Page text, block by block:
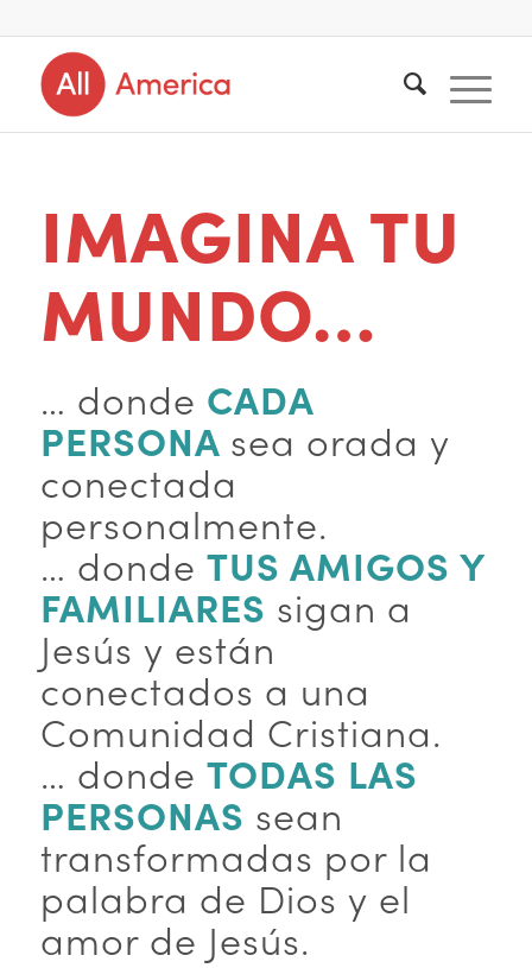
IMAGINA TU
MUNDO…
… donde CADA
PERSONA sea orada y
conectada
personalmente.
… donde TUS AMIGOS Y
FAMILIARES sigan a
Jesús y están
conectados a una
Comunidad Cristiana.
… donde TODAS LAS
PERSONAS sean
transformadas por la
palabra de Dios y el
amor de Jesús.